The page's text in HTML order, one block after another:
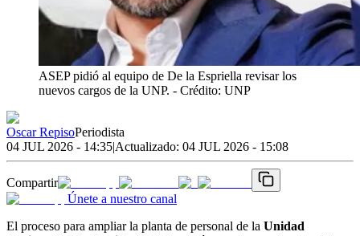
ASEP pidió al equipo de De la Espriella revisar los
nuevos cargos de la UNP. - Crédito: UNP
Oscar RepisoPeriodista
04 JUL 2026 - 14:35|Actualizado: 04 JUL 2026 - 15:08
Compartir
Únete a nuestro canal
El proceso para ampliar la planta de personal de la Unidad